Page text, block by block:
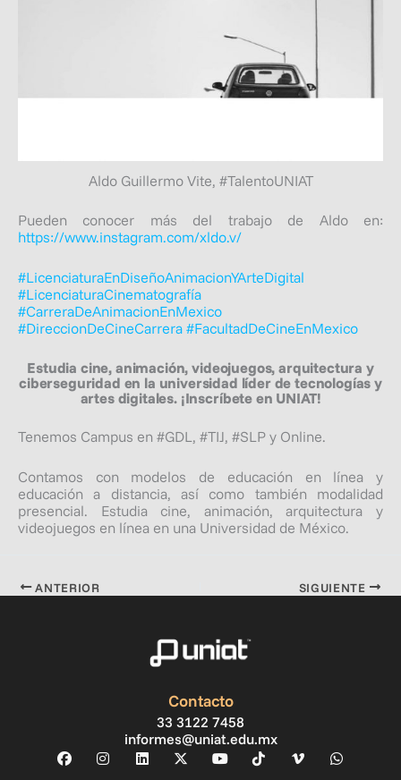
Aldo Guillermo Vite, #TalentoUNIAT
Pueden conocer más del trabajo de Aldo en:
https://www.instagram.com/xldo.v/
#LicenciaturaEnDiseñoAnimacionYArteDigital
#LicenciaturaCinematografía
#CarreraDeAnimacionEnMexico
#DireccionDeCineCarrera #FacultadDeCineEnMexico
Estudia cine, animación, videojuegos, arquitectura y
ciberseguridad en la universidad líder de tecnologías y
artes digitales. ¡Inscríbete en UNIAT!
Tenemos Campus en #GDL​​​, #TIJ​​​, #SLP​​​ y Online.
Contamos con modelos de educación en línea y
educación a distancia, así como también modalidad
presencial. Estudia cine, animación, arquitectura y
videojuegos en línea en una Universidad de México.
ANTERIOR SIGUIENTE
Contacto
33 3122 7458
informes@uniat.edu.mx